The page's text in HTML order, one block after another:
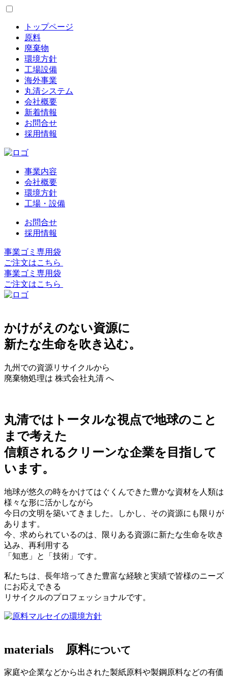
トップページ
原料
廃棄物
環境方針
工場設備
海外事業
丸清システム
会社概要
新着情報
お問合せ
採用情報
事業内容
会社概要
環境方針
工場・設備
お問合せ
採用情報
事業ゴミ専用袋
ご注文はこちら
事業ゴミ専用袋
ご注文はこちら
かけがえのない資源に
新たな生命を吹き込む。
九州での資源リサイクルから
廃棄物処理は 株式会社丸清 へ
丸清ではトータルな視点で地球のこと
まで考えた
信頼されるクリーンな企業を目指して
います。
地球が悠久の時をかけてはぐくんできた豊かな資材を人類は
様々な形に活かしながら
今日の文明を築いてきました。しかし、その資源にも限りが
あります。
今、求められているのは、限りある資源に新たな生命を吹き
込み、再利用する
「知恵」と「技術」です。
私たちは、長年培ってきた豊富な経験と実績で皆様のニーズ
にお応えできる
リサイクルのプロフェッショナルです。
マルセイの環境方針
materials 原料について
家庭や企業などから出された製紙原料や製鋼原料などの有価